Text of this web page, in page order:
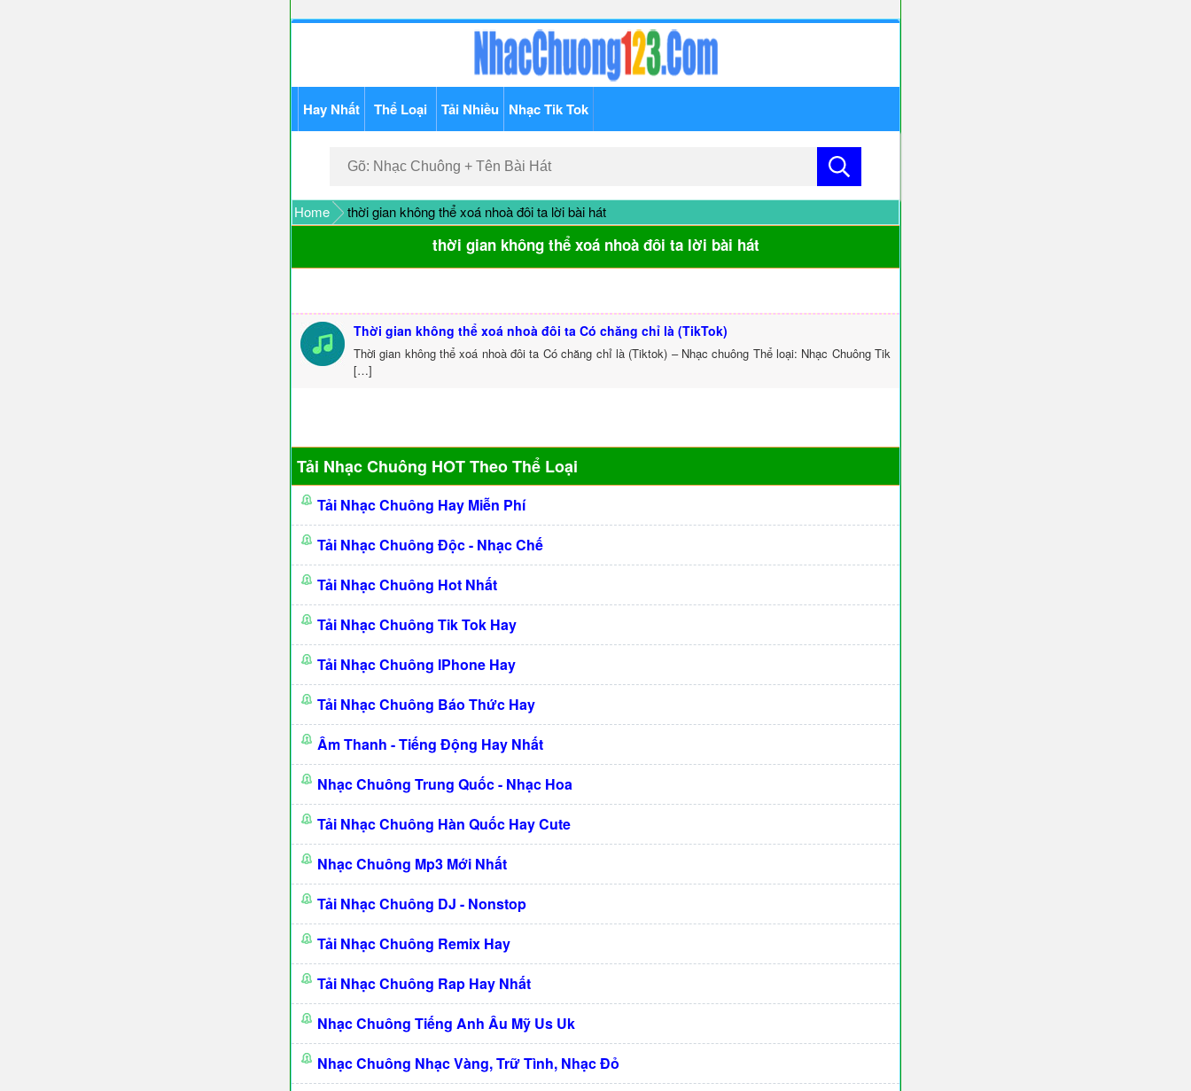
Hay Nhất Thể Loại Tải Nhiều Nhạc Tik Tok
Home thời gian không thể xoá nhoà đôi ta lời bài hát
thời gian không thể xoá nhoà đôi ta lời bài hát
Thời gian không thể xoá nhoà đôi ta Có chăng chỉ là (TikTok)
Thời gian không thể xoá nhoà đôi ta Có chăng chỉ là (Tiktok) – Nhạc chuông Thể loại: Nhạc Chuông Tik
[…]
Tải Nhạc Chuông HOT Theo Thể Loại
Tải Nhạc Chuông Hay Miễn Phí
Tải Nhạc Chuông Độc - Nhạc Chế
Tải Nhạc Chuông Hot Nhất
Tải Nhạc Chuông Tik Tok Hay
Tải Nhạc Chuông IPhone Hay
Tải Nhạc Chuông Báo Thức Hay
Âm Thanh - Tiếng Động Hay Nhất
Nhạc Chuông Trung Quốc - Nhạc Hoa
Tải Nhạc Chuông Hàn Quốc Hay Cute
Nhạc Chuông Mp3 Mới Nhất
Tải Nhạc Chuông DJ - Nonstop
Tải Nhạc Chuông Remix Hay
Tải Nhạc Chuông Rap Hay Nhất
Nhạc Chuông Tiếng Anh Âu Mỹ Us Uk
Nhạc Chuông Nhạc Vàng, Trữ Tình, Nhạc Đỏ